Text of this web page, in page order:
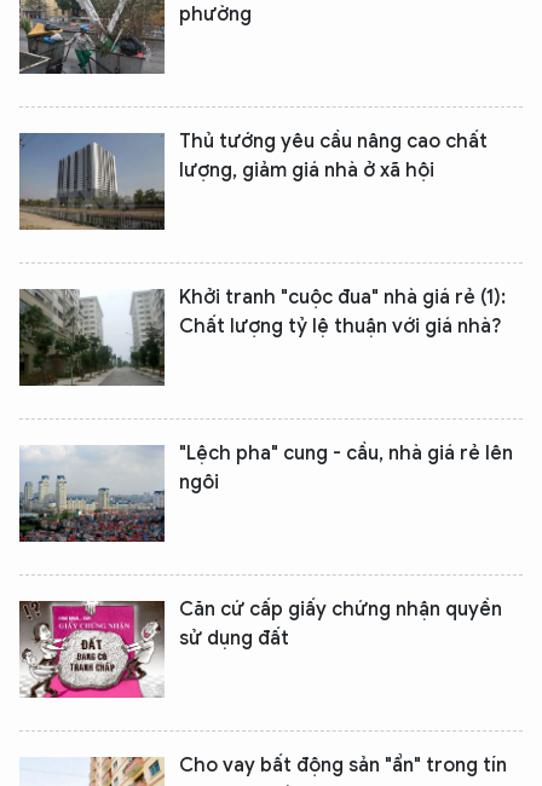
phường
Thủ tướng yêu cầu nâng cao chất
lượng, giảm giá nhà ở xã hội
Khởi tranh "cuộc đua" nhà giá rẻ (1):
Chất lượng tỷ lệ thuận với giá nhà?
"Lệch pha" cung - cầu, nhà giá rẻ lên
ngôi
Căn cứ cấp giấy chứng nhận quyền
sử dụng đất
Cho vay bất động sản "ẩn" trong tín
XIN CHÀO,
TÔI LÀ CHATBOT CỦA
Hãy hỏi tôi bất kỳ điều gì bạn cần biết về
An Ninh Thủ Đô nhé. Tôi sẵn sàng hỗ trợ!